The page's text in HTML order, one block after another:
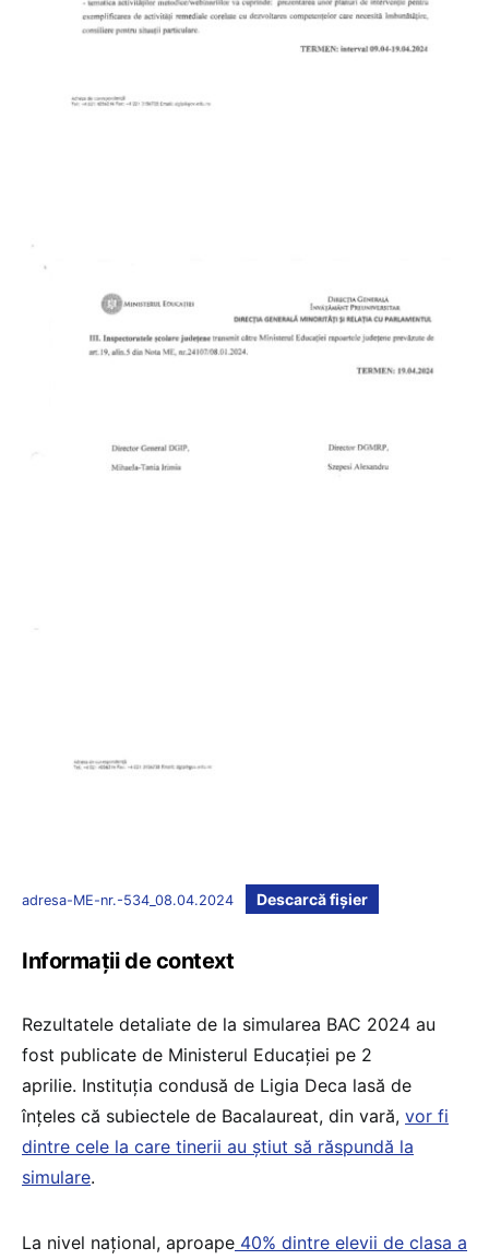
adresa-ME-nr.-534_08.04.2024 Descarcă fișier
Informații de context
Rezultatele detaliate de la simularea BAC 2024 au
fost publicate de Ministerul Educației pe 2
aprilie. Instituția condusă de Ligia Deca lasă de
înțeles că subiectele de Bacalaureat, din vară, vor fi
dintre cele la care tinerii au știut să răspundă la
simulare.
La nivel național, aproape 40% dintre elevii de clasa a